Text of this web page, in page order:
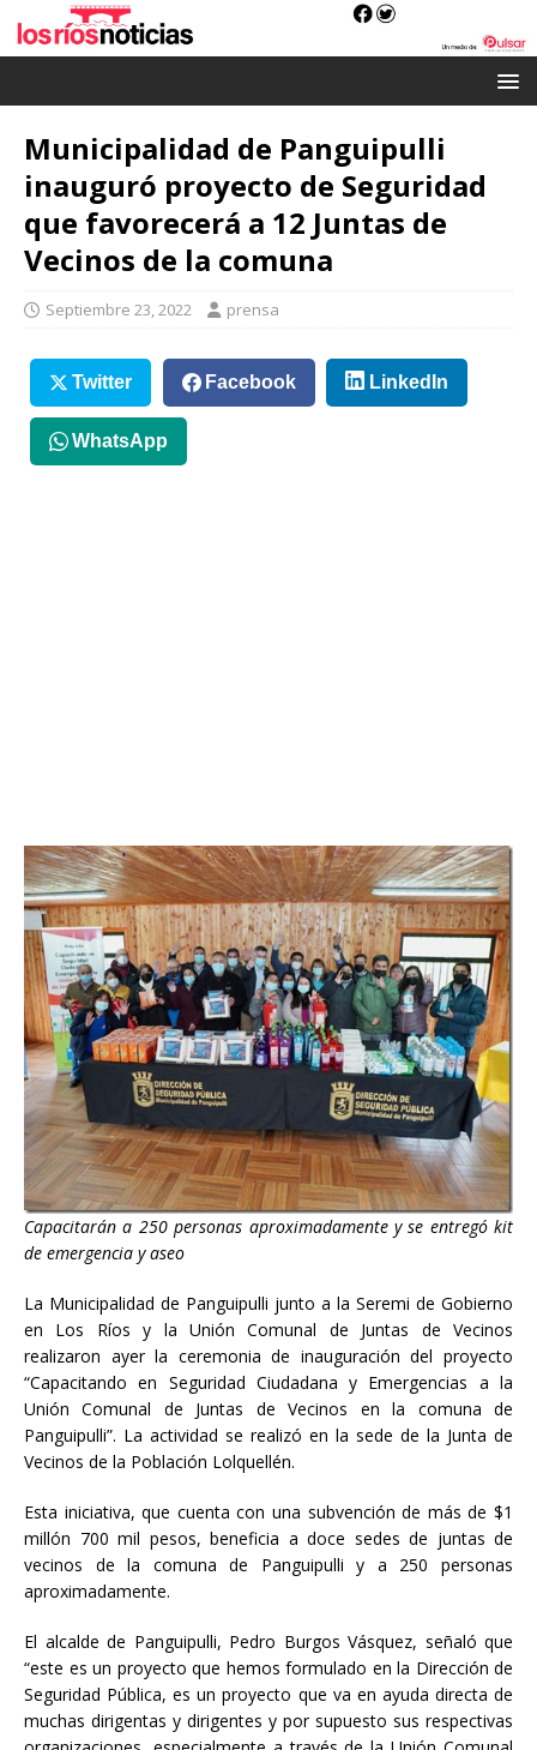
Municipalidad de Panguipulli
inauguró proyecto de Seguridad
que favorecerá a 12 Juntas de
Vecinos de la comuna
Septiembre 23, 2022 prensa
Twitter Facebook LinkedIn
WhatsApp
Capacitarán a 250 personas aproximadamente y se entregó kit
de emergencia y aseo
La Municipalidad de Panguipulli junto a la Seremi de Gobierno
en Los Ríos y la Unión Comunal de Juntas de Vecinos
realizaron ayer la ceremonia de inauguración del proyecto
“Capacitando en Seguridad Ciudadana y Emergencias a la
Unión Comunal de Juntas de Vecinos en la comuna de
Panguipulli”. La actividad se realizó en la sede de la Junta de
Vecinos de la Población Lolquellén.
Esta iniciativa, que cuenta con una subvención de más de $1
millón 700 mil pesos, beneficia a doce sedes de juntas de
vecinos de la comuna de Panguipulli y a 250 personas
aproximadamente.
El alcalde de Panguipulli, Pedro Burgos Vásquez, señaló que
“este es un proyecto que hemos formulado en la Dirección de
Seguridad Pública, es un proyecto que va en ayuda directa de
muchas dirigentas y dirigentes y por supuesto sus respectivas